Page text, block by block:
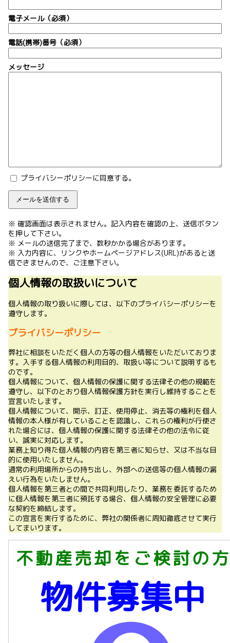
電子メール（必須）
電話(携帯)番号（必須）
メッセージ
プライバシーポリシーに同意する。
※ 確認画面は表示されません。記入内容を確認の上、送信ボタン
を押して下さい。
※ メールの送信完了まで、数秒かかる場合があります。
※ 入力内容に、リンクやホームページアドレス(URL)があると送
信できませんので、ご注意下さい。
個人情報の取扱いについて
個人情報の取り扱いに際しては、以下のプライバシーポリシーを
遵守します。
プライバシーポリシー
弊社に相談をいただく個人の方等の個人情報をいただいておりま
す。入手する個人情報の利用目的、取扱い等について説明するも
のです。
個人情報について、個人情報の保護に関する法律その他の規範を
遵守し、以下のとおり個人情報保護方針を実行し維持することを
宣言いたします。
個人情報について、開示、訂正、使用停止、消去等の権利を個人
情報の本人様が有していることを認識し、これらの権利が行使さ
れた場合には、個人情報の保護に関する法律その他の法令に従
い、誠実に対応します。
業務上知り得た個人情報の内容を第三者に知らせ、又は不当な目
的に使用いたしません。
通常の利用場所からの持ち出し、外部への送信等の個人情報の漏
えい行為をいたしません。
個人情報を第三者との間で共同利用したり、業務を委託するため
に個人情報を第三者に預託する場合、個人情報の安全管理に必要
な契約を締結します。
この宣言を実行するために、弊社の関係者に周知徹底させて実行
してまいります。
不動産売却をご検討の方
物件募集中